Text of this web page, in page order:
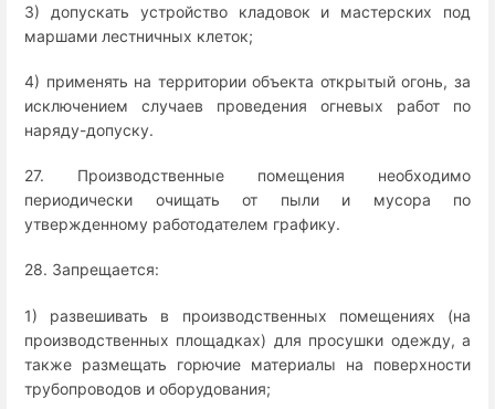
3) допускать устройство кладовок и мастерских под
маршами лестничных клеток;
4) применять на территории объекта открытый огонь, за
исключением случаев проведения огневых работ по
наряду-допуску.
27. Производственные помещения необходимо
периодически очищать от пыли и мусора по
утвержденному работодателем графику.
28. Запрещается:
1) развешивать в производственных помещениях (на
производственных площадках) для просушки одежду, а
также размещать горючие материалы на поверхности
трубопроводов и оборудования;